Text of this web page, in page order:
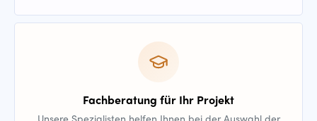
Fachberatung für Ihr Projekt
Unsere Spezialisten helfen Ihnen bei der Auswahl der